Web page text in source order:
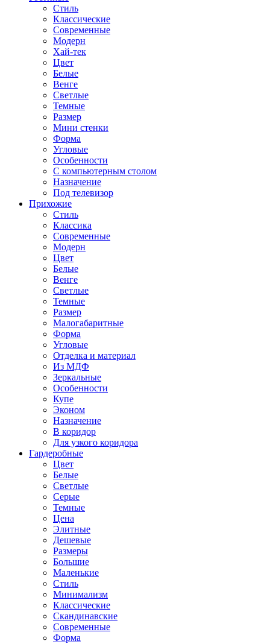
Стиль
Классические
Современные
Модерн
Хай-тек
Цвет
Белые
Венге
Светлые
Темные
Размер
Мини стенки
Форма
Угловые
Особенности
С компьютерным столом
Назначение
Под телевизор
Прихожие
Стиль
Классика
Современные
Модерн
Цвет
Белые
Венге
Светлые
Темные
Размер
Малогабаритные
Форма
Угловые
Отделка и материал
Из МДФ
Зеркальные
Особенности
Купе
Эконом
Назначение
В коридор
Для узкого коридора
Гардеробные
Цвет
Белые
Светлые
Серые
Темные
Цена
Элитные
Дешевые
Размеры
Большие
Маленькие
Стиль
Минимализм
Классические
Скандинавские
Современные
Форма